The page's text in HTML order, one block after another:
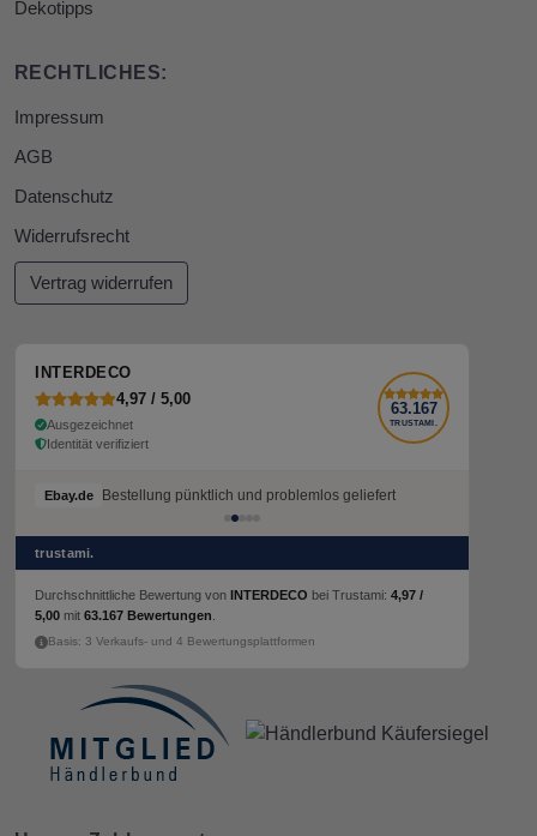
Dekotipps
RECHTLICHES:
Impressum
AGB
Datenschutz
Widerrufsrecht
Vertrag widerrufen
INTERDECO
4,97 / 5,00
Ausgezeichnet
Identität verifiziert
63.167
TRUSTAMI.
Ebay.de Bestellung pünktlich und problemlos geliefert
trustami.
Durchschnittliche Bewertung von INTERDECO bei Trustami: 4,97 /
5,00 mit 63.167 Bewertungen.
Basis: 3 Verkaufs- und 4 Bewertungsplattformen